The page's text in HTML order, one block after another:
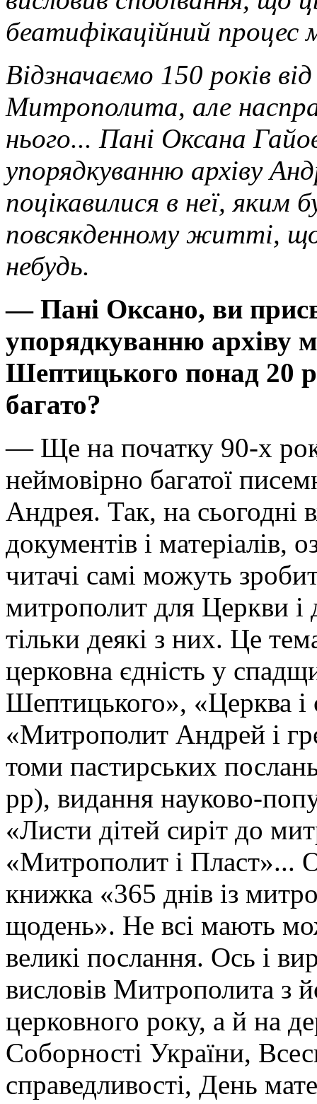
беатифікаційний
Відзначаємо 150 років
Митрополита, але
нього... Пані Оксана
упорядкуванню архіву
поцікавилися в неї,
повсякденному житті, що
небудь.
— Пані Оксано, ви
упорядкуванню архіву
Шептицького понад 20
багато?
— Ще на початку 90-х
неймовірно багатої
Андрея. Так, на сьогодні
документів і
читачі самі можуть
митрополит для Церкви і
тільки деякі з них. Це
церковна єдність у
Шептицького», «Церква і
«Митрополит Андрей і
томи пастирських
рр), видання науково-
«Листи дітей сиріт до
«Митрополит і Пласт»...
книжка «365 днів із
щодень». Не всі мають
великі послання. Ось і
висловів Митрополита з
церковного року, а й на
Соборності України,
справедливості, День